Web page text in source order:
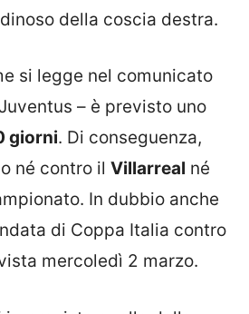
della coscia destra.
si legge nel comunicato
– è previsto uno
giorni. Di conseguenza,
né contro il Villarreal né
In dubbio anche
di Coppa Italia contro
mercoledì 2 marzo.